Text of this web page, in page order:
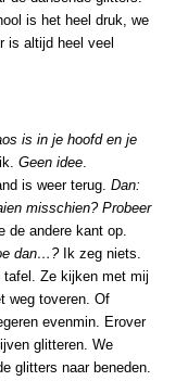
is het heel druk, we
is altijd heel veel
is in je hoofd en je
Geen idee.
is weer terug. Dan:
misschien? Probeer
de andere kant op.
dan…?Ik zeg niets.
tafel. Ze kijken met mij
weg toveren. Of
evenmin. Erover
glitteren. We
glitters naar beneden.